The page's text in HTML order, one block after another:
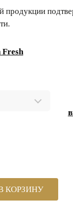
продукции
Fresh
КОРЗИНУ